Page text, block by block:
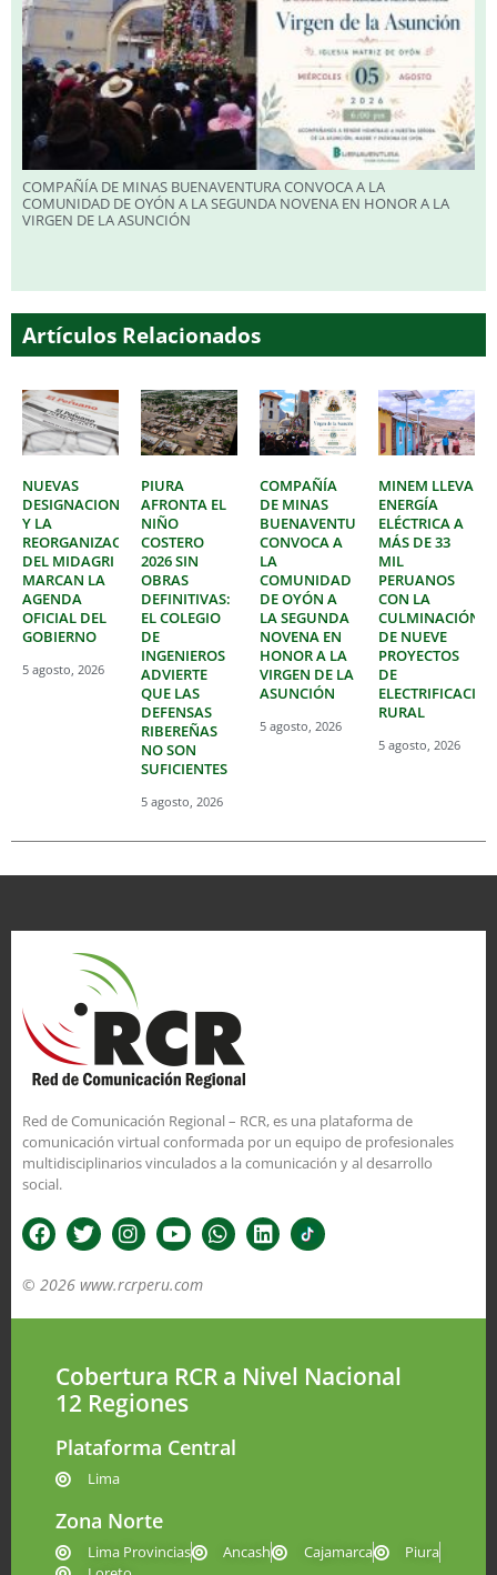
COMPAÑÍA DE MINAS BUENAVENTURA CONVOCA A LA
COMUNIDAD DE OYÓN A LA SEGUNDA NOVENA EN HONOR A LA
VIRGEN DE LA ASUNCIÓN
Artículos Relacionados
NUEVAS
DESIGNACIONES
Y LA
REORGANIZACIÓN
DEL MIDAGRI
MARCAN LA
AGENDA
OFICIAL DEL
GOBIERNO
5 agosto, 2026
PIURA
AFRONTA EL
NIÑO
COSTERO
2026 SIN
OBRAS
DEFINITIVAS:
EL COLEGIO
DE
INGENIEROS
ADVIERTE
QUE LAS
DEFENSAS
RIBEREÑAS
NO SON
SUFICIENTES
5 agosto, 2026
COMPAÑÍA
DE MINAS
BUENAVENTURA
CONVOCA A
LA
COMUNIDAD
DE OYÓN A
LA SEGUNDA
NOVENA EN
HONOR A LA
VIRGEN DE LA
ASUNCIÓN
5 agosto, 2026
MINEM LLEVA
ENERGÍA
ELÉCTRICA A
MÁS DE 33
MIL
PERUANOS
CON LA
CULMINACIÓN
DE NUEVE
PROYECTOS
DE
ELECTRIFICACIÓN
RURAL
5 agosto, 2026
Red de Comunicación Regional – RCR, es una plataforma de
comunicación virtual conformada por un equipo de profesionales
multidisciplinarios vinculados a la comunicación y al desarrollo
social.
© 2026 www.rcrperu.com
Cobertura RCR a Nivel Nacional
12 Regiones
Plataforma Central
Lima
Zona Norte
Lima Provincias Ancash Cajamarca
Piura